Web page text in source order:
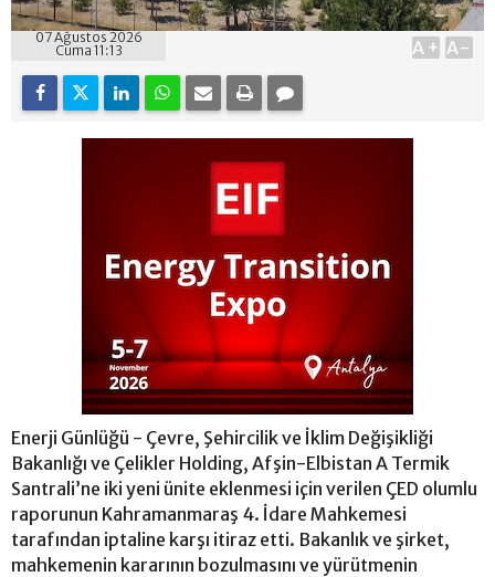
07 Ağustos 2026
Cuma 11:13
A+ A-
Enerji Günlüğü - Çevre, Şehircilik ve İklim Değişikliği
Bakanlığı ve Çelikler Holding, Afşin-Elbistan A Termik
Santrali’ne iki yeni ünite eklenmesi için verilen ÇED olumlu
raporunun Kahramanmaraş 4. İdare Mahkemesi
tarafından iptaline karşı itiraz etti. Bakanlık ve şirket,
mahkemenin kararının bozulmasını ve yürütmenin